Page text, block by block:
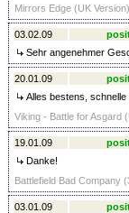
Mirrors Edge (UK
03.02.09
Sehr angenehmer
20.01.09
Alles bestens, schnelle
Viking - Battle for Asgard
19.01.09
Danke!
Battlefield Bad Company
03.01.09